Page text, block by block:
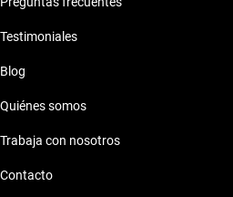
Testimoniales
Blog
Quiénes somos
Trabaja con nosotros
Contacto